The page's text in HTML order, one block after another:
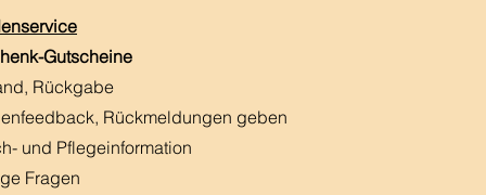
Gutscheine
Rückgabe
Rückmeldungen ​ geben
und Pflegeinformation
Fragen